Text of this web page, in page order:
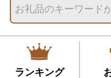
ランキング